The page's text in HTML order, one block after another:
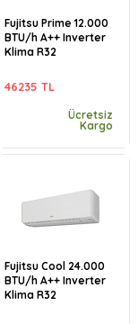
Fujitsu Prime 12.000
BTU/h A++ Inverter
Klima R32
46235 TL
Ücretsiz
Kargo
Fujitsu Cool 24.000
BTU/h A++ Inverter
Klima R32